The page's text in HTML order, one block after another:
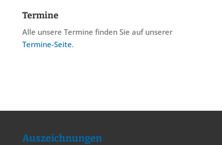
Termine
Alle unsere Termine finden Sie auf unserer
Termine-Seite.
Auszeichnungen